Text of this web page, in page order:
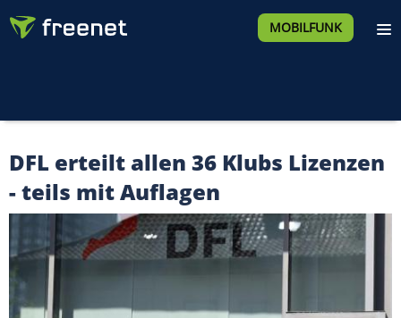
MOBILFUNK
DFL erteilt allen 36 Klubs Lizenzen
- teils mit Auflagen